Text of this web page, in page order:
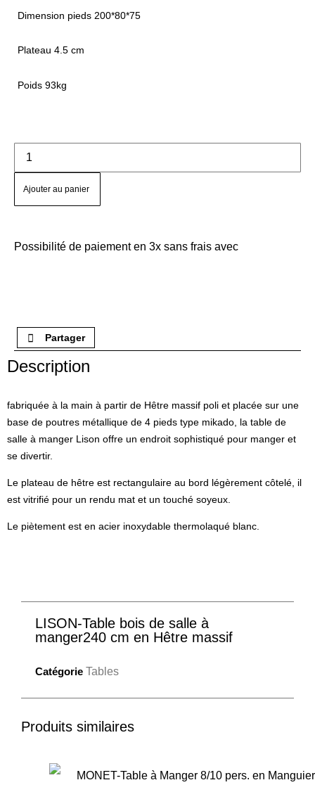
Dimension pieds 200*80*75
Plateau 4.5 cm
Poids 93kg
Ajouter au panier
Possibilité de paiement en 3x sans frais avec
Partager
Description
fabriquée à la main à partir de Hêtre massif poli et placée sur une
base de poutres métallique de 4 pieds type mikado, la table de
salle à manger Lison offre un endroit sophistiqué pour manger et
se divertir.
Le plateau de hêtre est rectangulaire au bord légèrement côtelé, il
est vitrifié pour un rendu mat et un touché soyeux.
Le piètement est en acier inoxydable thermolaqué blanc.
LISON-Table bois de salle à
manger240 cm en Hêtre massif
Catégorie Tables
Produits similaires